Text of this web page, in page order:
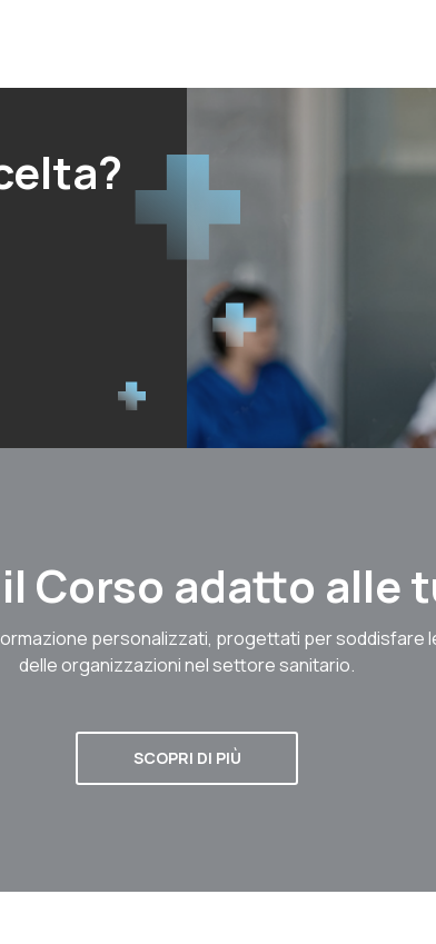
Corso adatto alle
personalizzati, progettati per soddisfare
delle organizzazioni nel settore sanitario.
SCOPRI DI PIÙ